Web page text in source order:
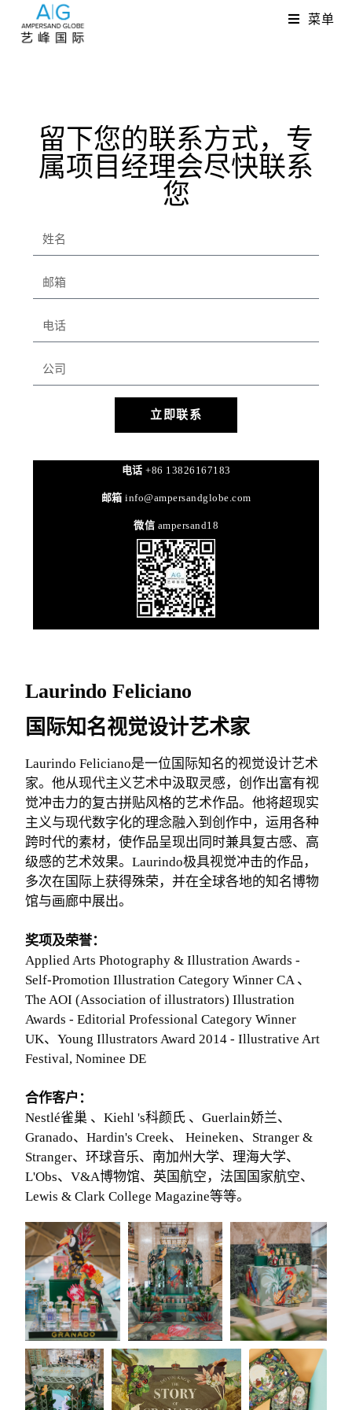
菜单
留下您的联系方式，专
属项目经理会尽快联系
您
立即联系
电话 +86 13826167183
邮箱 info@ampersandglobe.com
微信 ampersand18
Laurindo Feliciano
国际知名视觉设计艺术家
Laurindo Feliciano是一位国际知名的视觉设计艺术
家。他从现代主义艺术中汲取灵感，创作出富有视
觉冲击力的复古拼贴风格的艺术作品。他将超现实
主义与现代数字化的理念融入到创作中，运用各种
跨时代的素材，使作品呈现出同时兼具复古感、高
级感的艺术效果。Laurindo极具视觉冲击的作品，
多次在国际上获得殊荣，并在全球各地的知名博物
馆与画廊中展出。
奖项及荣誉：
Applied Arts Photography & Illustration Awards -
Self-Promotion Illustration Category Winner CA 、
The AOI (Association of illustrators) Illustration
Awards - Editorial Professional Category Winner
UK、Young Illustrators Award 2014 - Illustrative Art
Festival, Nominee DE
合作客户：
Nestlé雀巢 、Kiehl 's科颜氏 、Guerlain娇兰、
Granado、Hardin's Creek、 Heineken、Stranger &
Stranger、环球音乐、南加州大学、理海大学、
L'Obs、V&A博物馆、英国航空，法国国家航空、
Lewis & Clark College Magazine等等。